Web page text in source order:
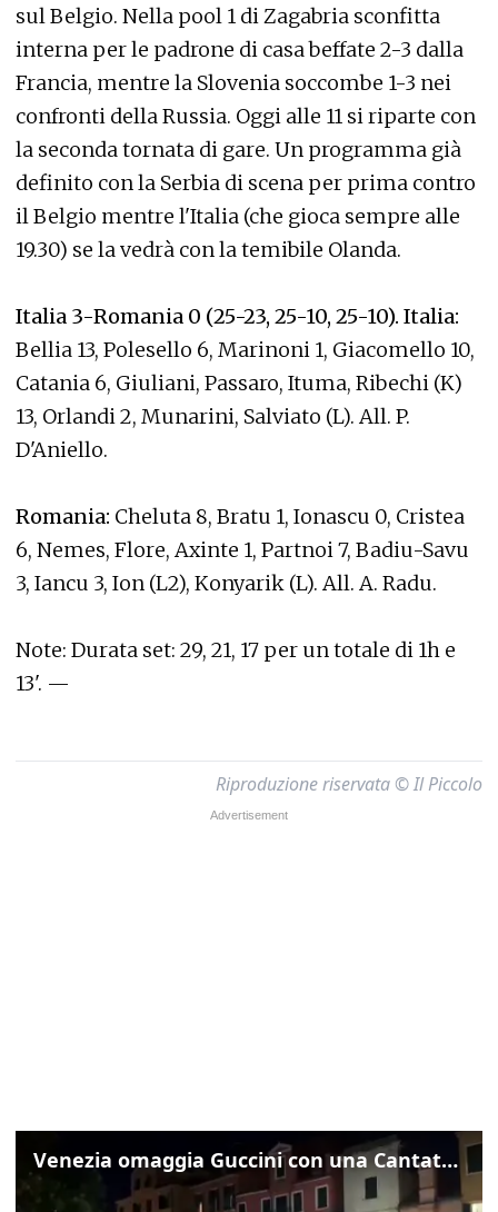
sul Belgio. Nella pool 1 di Zagabria sconfitta
interna per le padrone di casa beffate 2-3 dalla
Francia, mentre la Slovenia soccombe 1-3 nei
confronti della Russia. Oggi alle 11 si riparte con
la seconda tornata di gare. Un programma già
definito con la Serbia di scena per prima contro
il Belgio mentre l'Italia (che gioca sempre alle
19.30) se la vedrà con la temibile Olanda.
Italia 3-Romania 0 (25-23, 25-10, 25-10). Italia:
Bellia 13, Polesello 6, Marinoni 1, Giacomello 10,
Catania 6, Giuliani, Passaro, Ituma, Ribechi (K)
13, Orlandi 2, Munarini, Salviato (L). All. P.
D'Aniello.
Romania: Cheluta 8, Bratu 1, Ionascu 0, Cristea
6, Nemes, Flore, Axinte 1, Partnoi 7, Badiu-Savu
3, Iancu 3, Ion (L2), Konyarik (L). All. A. Radu.
Note: Durata set: 29, 21, 17 per un totale di 1h e
13'. —
Riproduzione riservata © Il Piccolo
Venezia omaggia Guccini con una Cantata Anarchica in campo Santa Margherita